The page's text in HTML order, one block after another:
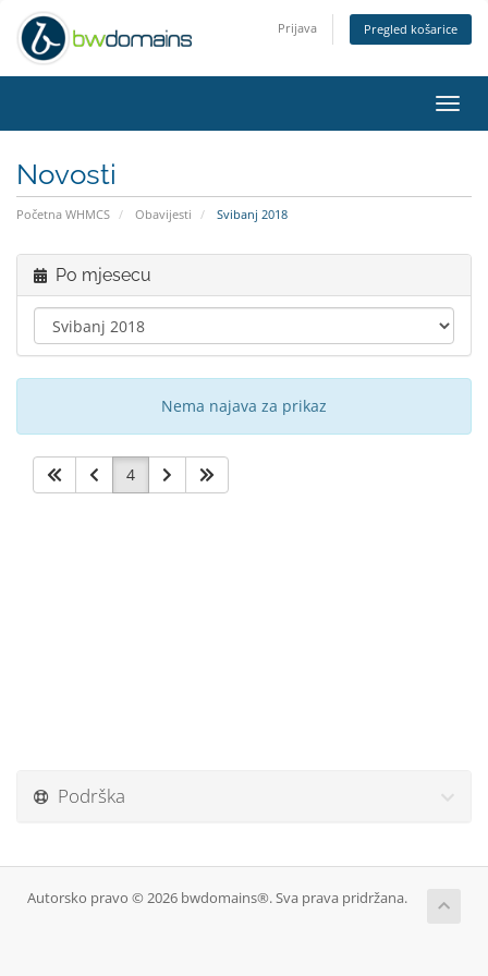
Prijava Pregled košarice
Novosti
Početna WHMCS Obavijesti Svibanj 2018
Po mjesecu
Nema najava za prikaz
4
Podrška
Autorsko pravo © 2026 bwdomains®. Sva prava pridržana.